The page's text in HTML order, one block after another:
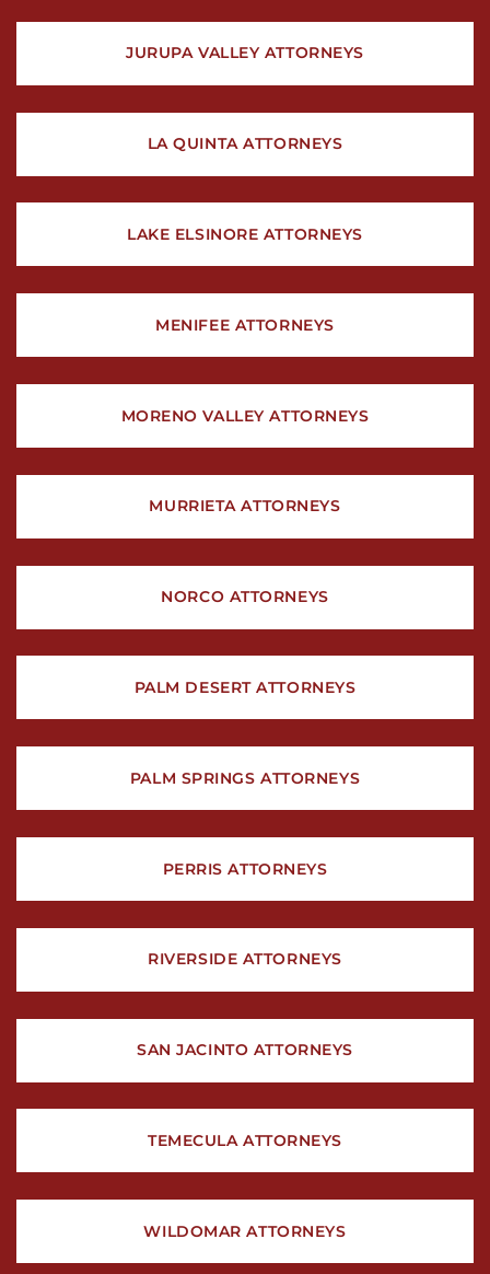
JURUPA VALLEY ATTORNEYS
LA QUINTA ATTORNEYS
LAKE ELSINORE ATTORNEYS
MENIFEE ATTORNEYS
MORENO VALLEY ATTORNEYS
MURRIETA ATTORNEYS
NORCO ATTORNEYS
PALM DESERT ATTORNEYS
PALM SPRINGS ATTORNEYS
PERRIS ATTORNEYS
RIVERSIDE ATTORNEYS
SAN JACINTO ATTORNEYS
TEMECULA ATTORNEYS
WILDOMAR ATTORNEYS